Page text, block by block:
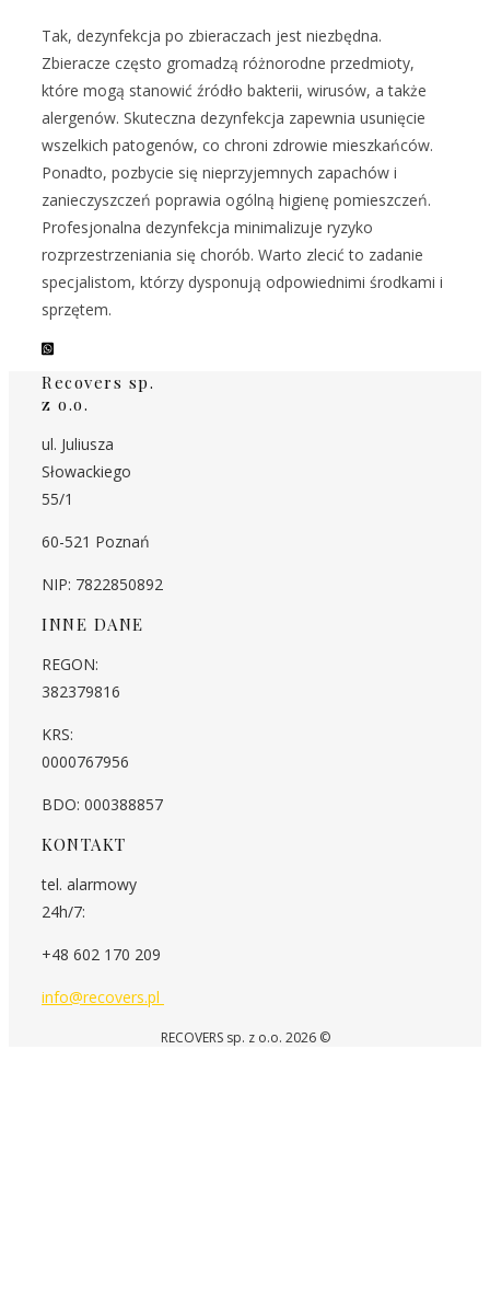
Tak, dezynfekcja po zbieraczach jest niezbędna.
Zbieracze często gromadzą różnorodne przedmioty,
które mogą stanowić źródło bakterii, wirusów, a także
alergenów. Skuteczna dezynfekcja zapewnia usunięcie
wszelkich patogenów, co chroni zdrowie mieszkańców.
Ponadto, pozbycie się nieprzyjemnych zapachów i
zanieczyszczeń poprawia ogólną higienę pomieszczeń.
Profesjonalna dezynfekcja minimalizuje ryzyko
rozprzestrzeniania się chorób. Warto zlecić to zadanie
specjalistom, którzy dysponują odpowiednimi środkami i
sprzętem.
Recovers sp.
z o.o.
ul. Juliusza
Słowackiego
55/1
60-521 Poznań
NIP: 7822850892
INNE DANE
REGON:
382379816
KRS:
0000767956
BDO: 000388857
KONTAKT
tel. alarmowy
24h/7:
+48 602 170 209
info@recovers.pl
RECOVERS sp. z o.o. 2026 ©